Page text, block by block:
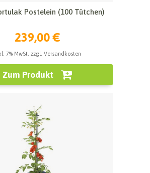
Postelein (100 Tütchen)
239,00 €
7% MwSt. zzgl. Versandkosten
Zum Produkt